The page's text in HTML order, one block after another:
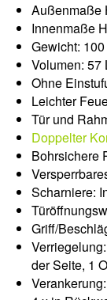
Außenmaße
Innenmaße
Gewicht:
Volumen: 57
Ohne
Leichter
Tür und
Doppelter
Bohrsichere
Scharniere:
Griff/
der Seite, 1